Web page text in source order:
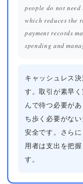
people do not
which reduces
payment records
spending and
キャッシュレス
す。取引が素早
んで待つ必要が
ち歩く必要がな
安全です。さら
用者は支出を把
す。